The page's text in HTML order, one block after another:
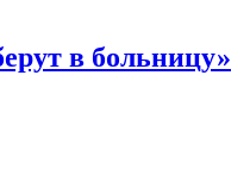
в больницу»